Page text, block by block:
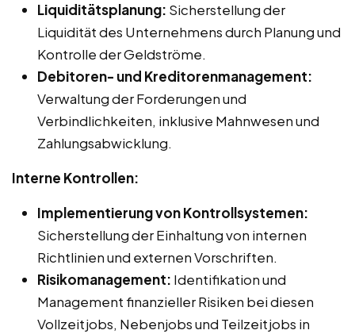
Liquiditätsplanung: Sicherstellung der
Liquidität des Unternehmens durch Planung und
Kontrolle der Geldströme.
Debitoren- und Kreditorenmanagement:
Verwaltung der Forderungen und
Verbindlichkeiten, inklusive Mahnwesen und
Zahlungsabwicklung.
Interne Kontrollen:
Implementierung von Kontrollsystemen:
Sicherstellung der Einhaltung von internen
Richtlinien und externen Vorschriften.
Risikomanagement: Identifikation und
Management finanzieller Risiken bei diesen
Vollzeitjobs, Nebenjobs und Teilzeitjobs in